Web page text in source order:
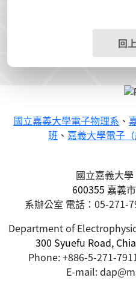
回
國立嘉義大學電子物理系 、
班 、 嘉義大學電子
國立嘉義大
600355 嘉義市
系辦公室 電話：05-271-
Department of
300 Syuefu Road,
Phone: +886-5-271-
E-mail: